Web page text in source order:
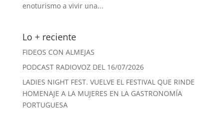
enoturismo a vivir una...
Lo + reciente
FIDEOS CON ALMEJAS
PODCAST RADIOVOZ DEL 16/07/2026
LADIES NIGHT FEST. VUELVE EL FESTIVAL QUE RINDE
HOMENAJE A LA MUJERES EN LA GASTRONOMÍA
PORTUGUESA